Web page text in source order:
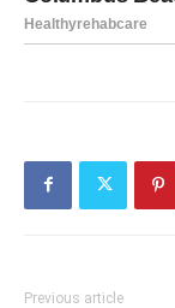
Previous article